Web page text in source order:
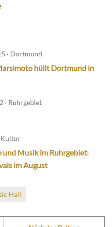
· Dortmund
hüllt Dortmund in
· Ruhrgebiet
Kultur
und Musik im Ruhrgebiet:
im August
Hall